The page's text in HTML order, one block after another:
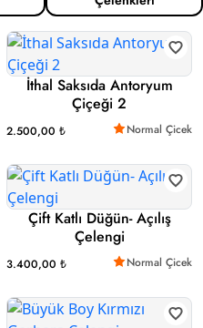
İthal Saksıda Antoryum
Çiçeği 2
2.500,00 ₺ Normal Çicek
Çift Katlı Düğün- Açılış
Çelengi
3.400,00 ₺ Normal Çicek